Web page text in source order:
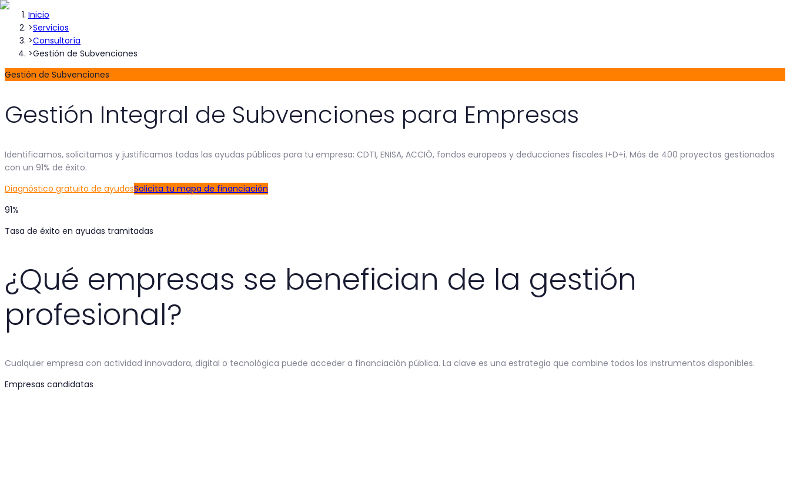
Inicio
>Servicios
>Consultoría
>Gestión de Subvenciones
Gestión de Subvenciones
Gestión Integral de Subvenciones para Empresas
Identificamos, solicitamos y justificamos todas las ayudas públicas para tu empresa: CDTI, ENISA, ACCIÓ, fondos europeos y deducciones fiscales I+D+i. Más de 400 proyectos gestionados
con un 91% de éxito.
Diagnóstico gratuito de ayudasSolicita tu mapa de financiación
91%
Tasa de éxito en ayudas tramitadas
¿Qué empresas se benefician de la gestión
profesional?
Cualquier empresa con actividad innovadora, digital o tecnológica puede acceder a financiación pública. La clave es una estrategia que combine todos los instrumentos disponibles.
Empresas candidatas